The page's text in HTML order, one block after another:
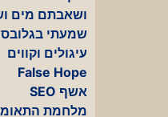
ושאבתם מים
שמעתי
עיגולים וקווים
False Hope
אשף SEO
מלחמת